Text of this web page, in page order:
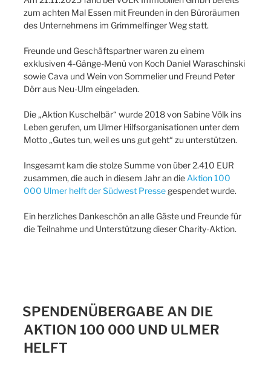
zum achten Mal Essen mit Freunden in den Büroräumen
des Unternehmens im Grimmelfinger Weg statt.
Freunde und Geschäftspartner waren zu einem
exklusiven 4-Gänge-Menü von Koch Daniel Waraschinski
sowie Cava und Wein von Sommelier und Freund Peter
Dörr aus Neu-Ulm eingeladen.
Die „Aktion Kuschelbär“ wurde 2018 von Sabine Völk ins
Leben gerufen, um Ulmer Hilfsorganisationen unter dem
Motto „Gutes tun, weil es uns gut geht“ zu unterstützen.
Insgesamt kam die stolze Summe von über 2.410 EUR
zusammen, die auch in diesem Jahr an die Aktion 100
000 Ulmer helft der Südwest Presse gespendet wurde.
Ein herzliches Dankeschön an alle Gäste und Freunde für
die Teilnahme und Unterstützung dieser Charity-Aktion.
SPENDENÜBERGABE AN DIE
AKTION 100 000 UND ULMER
HELFT